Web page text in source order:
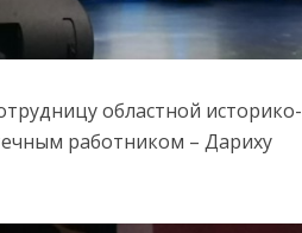
областной историко-
работником – Дариху